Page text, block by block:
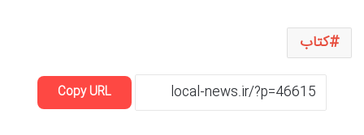
کتاب
Copy URL